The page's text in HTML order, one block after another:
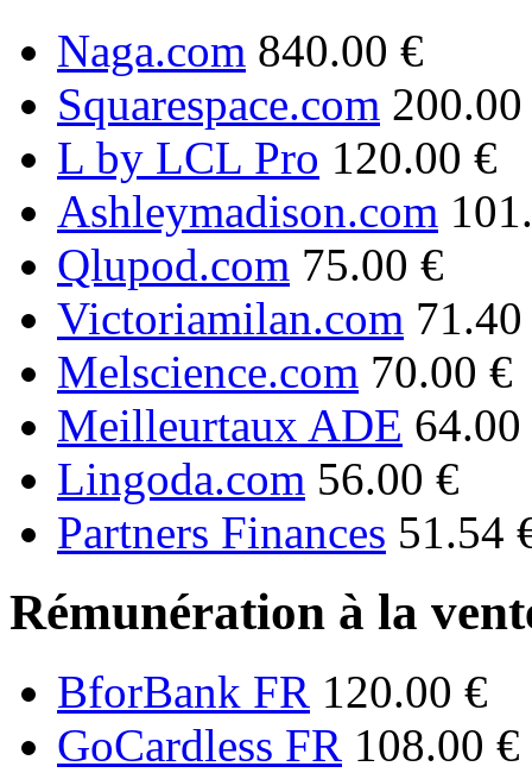
Naga.com 840.00 €
Squarespace.com
L by LCL Pro 120.00 €
Ashleymadison.com
Qlupod.com 75.00 €
Victoriamilan.com
Melscience.com 70.00 €
Meilleurtaux ADE 64.00
Lingoda.com 56.00 €
Partners Finances 51.54
Rémunération à la
BforBank FR 120.00 €
GoCardless FR 108.00 €